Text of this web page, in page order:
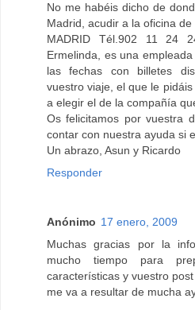
No me habéis dicho de
Madrid, acudir a la oficina
MADRID Tél.902 11 24
Ermelinda, es una
las fechas con billetes
vuestro viaje, el que le
a elegir el de la compañía
Os felicitamos por vuestra
contar con nuestra ayuda si
Un abrazo, Asun y Ricardo
Responder
Anónimo 17 enero, 2009
Muchas gracias por la
mucho tiempo para
características y vuestro
me va a resultar de mucha